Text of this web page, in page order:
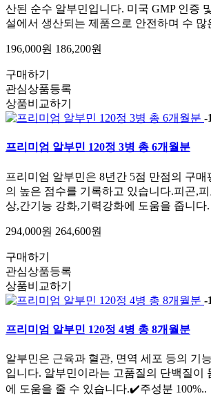
산된 순수 알부민입니다. 미국 GMP 인증
설에서 생산되는 제품으로 안전하며 수 많
196,000원 186,200원
구매하기
관심상품등록
상품비교하기
-
프리미엄 알부민 120정 3병 총 6개월분
프리미엄 알부민은 8년간 5점 만점의 구매
의 높은 점수를 기록하고 있습니다.피곤,
상,간기능 강화,기력강화에 도움을 줍니다.
294,000원 264,600원
구매하기
관심상품등록
상품비교하기
-
프리미엄 알부민 120정 4병 총 8개월분
알부민은 근육과 혈관, 면역 세포 등의 기
입니다. 알부민이라는 고품질의 단백질이
에 도움을 줄 수 있습니다.✔️주성분 100%..